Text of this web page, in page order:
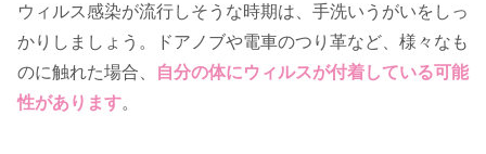
ウィルス感染が流行しそうな時期は、手洗いうがいをしっ
かりしましょう。ドアノブや電車のつり革など、様々なも
のに触れた場合、
自分の体にウィルスが付着している可能
性があります。